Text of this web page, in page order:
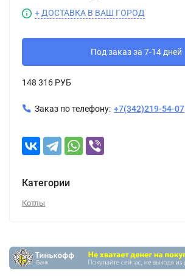
+ ДОСТАВКА В ВАШ ГОРОД
Под заказ за 7-14 дней
148 316 РУБ
Заказ по телефону: +7(342)219-54-07
Категории
Котлы